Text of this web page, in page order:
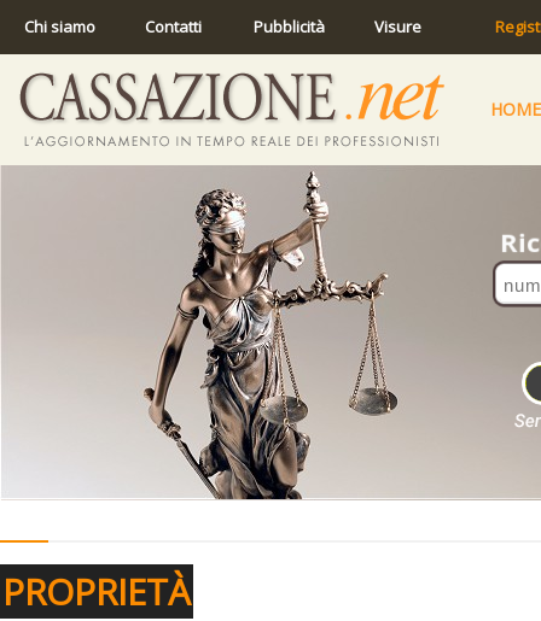
Chi siamo Contatti Pubblicità Visure
HOME
PROPRIETÀ